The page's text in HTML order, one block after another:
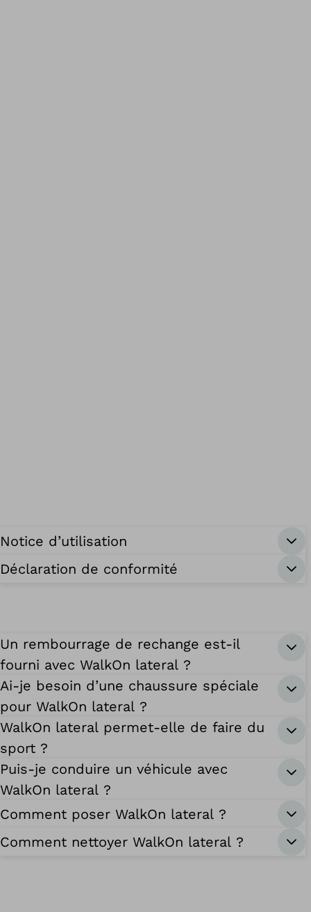
Notice d’utilisation
Déclaration de conformité
Un rembourrage de rechange est-il
fourni avec WalkOn lateral ?
Ai-je besoin d’une chaussure spéciale
pour WalkOn lateral ?
WalkOn lateral permet-elle de faire du
sport ?
Puis-je conduire un véhicule avec
WalkOn lateral ?
Comment poser WalkOn lateral ?
Comment nettoyer WalkOn lateral ?